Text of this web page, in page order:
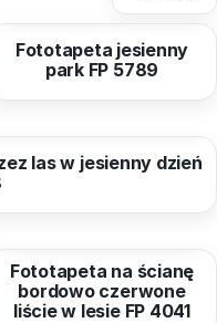
Fototapeta jesienny
park FP 5789
las w jesienny dzień
od40,96 zł
Fototapeta na ścianę
bordowo czerwone
liście w lesie FP 4041